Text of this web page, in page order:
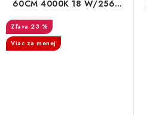
60CM 4000K 18 W/2566
lm IP65 Waldo
23 %
Viac za menej